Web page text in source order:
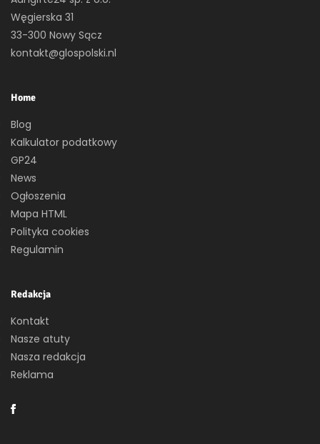
Węgierska 31
33-300 Nowy Sącz
kontakt@glospolski.nl
Home
Blog
Kalkulator podatkowy
GP24
News
Ogłoszenia
Mapa HTML
Polityka cookies
Regulamin
Redakcja
Kontakt
Nasze atuty
Nasza redakcja
Reklama